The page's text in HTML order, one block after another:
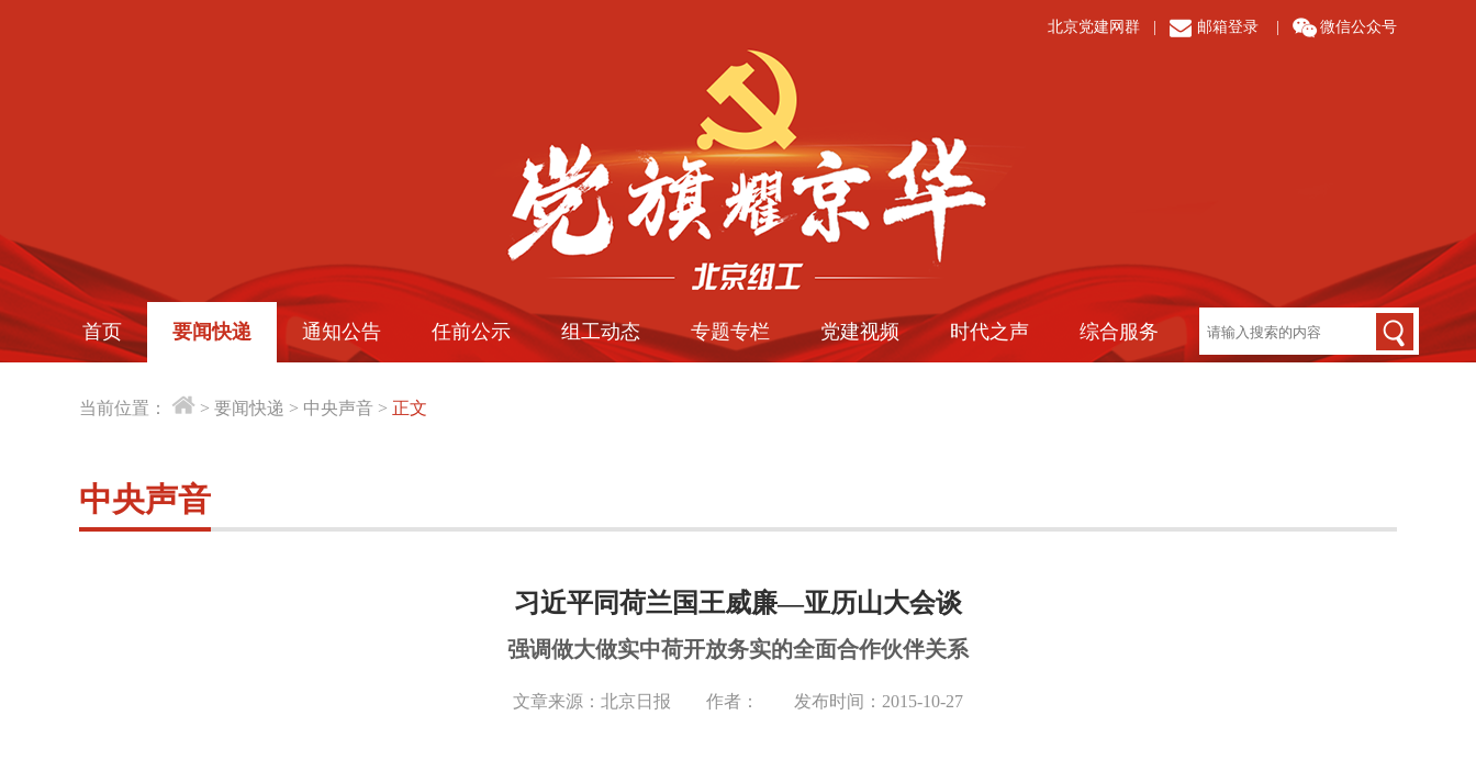
北京党建网群 邮箱登录 微信公众号
首页 要闻快递 通知公告 任前公示 组工动态 专题专栏 党建视频 时代之声 综合服务
当前位置： > 要闻快递 > 中央声音 > 正文
中央声音
习近平同荷兰国王威廉—亚历山大会谈
强调做大做实中荷开放务实的全面合作伙伴关系
文章来源：北京日报 作者： 发布时间：2015-10-27